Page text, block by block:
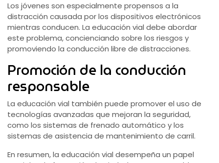
Los jóvenes son especialmente propensos a la
distracción causada por los dispositivos electrónicos
mientras conducen. La educación vial debe abordar
este problema, concienciando sobre los riesgos y
promoviendo la conducción libre de distracciones.
Promoción de la conducción
responsable
La educación vial también puede promover el uso de
tecnologías avanzadas que mejoran la seguridad,
como los sistemas de frenado automático y los
sistemas de asistencia de mantenimiento de carril.
En resumen, la educación vial desempeña un papel